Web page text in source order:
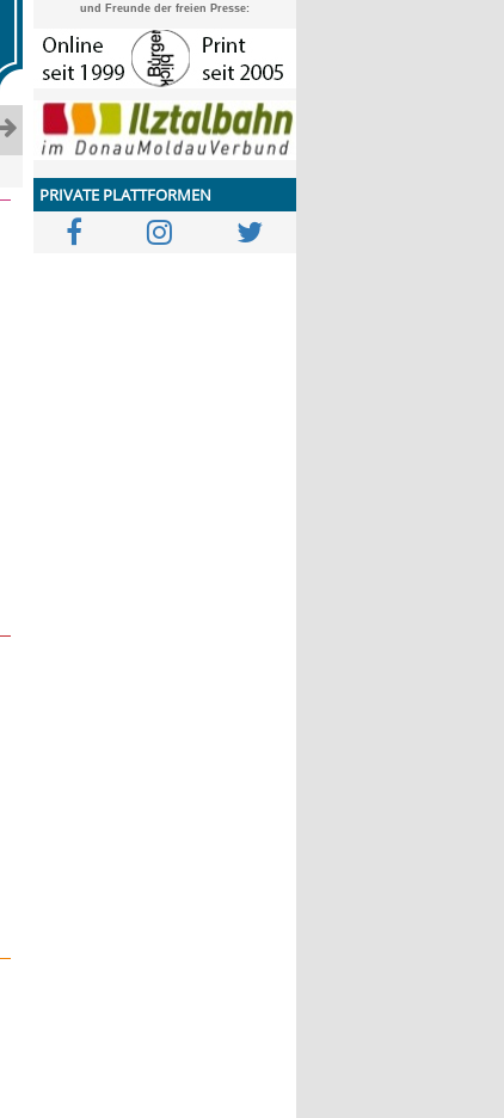
und Freunde der freien Presse:
PRIVATE PLATTFORMEN